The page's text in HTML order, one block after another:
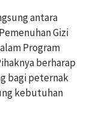
antara
Gizi
Program
berharap
bagi peternak
kebutuhan